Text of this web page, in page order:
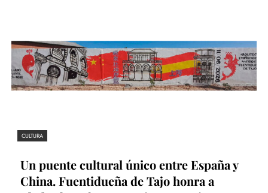
CULTURA
Un puente cultural único entre España y
China. Fuentidueña de Tajo honra a